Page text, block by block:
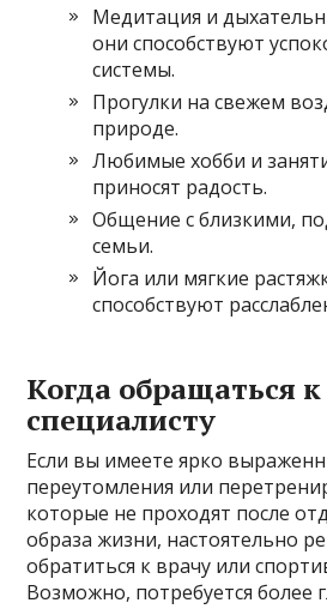
Медитация и
они способствуют
системы.
Прогулки на свежем
природе.
Любимые хобби и
приносят радость.
Общение с близкими,
семьи.
Йога или мягкие
способствуют
Когда обращаться к
специалисту
Если вы имеете ярко
переутомления или
которые не проходят после
образа жизни, настоятельно
обратиться к врачу или
Возможно, потребуется более